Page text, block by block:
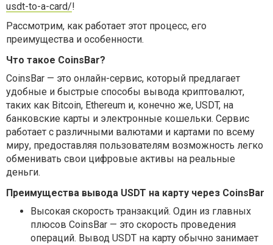
usdt-to-a-card/!
Рассмотрим, как работает этот процесс, его
преимущества и особенности.
Что такое CoinsBar?
CoinsBar — это онлайн-сервис, который предлагает
удобные и быстрые способы вывода криптовалют,
таких как Bitcoin, Ethereum и, конечно же, USDT, на
банковские карты и электронные кошельки. Сервис
работает с различными валютами и картами по всему
миру, предоставляя пользователям возможность легко
обменивать свои цифровые активы на реальные
деньги.
Преимущества вывода USDT на карту через CoinsBar
Высокая скорость транзакций. Один из главных
плюсов CoinsBar — это скорость проведения
операций. Вывод USDT на карту обычно занимает